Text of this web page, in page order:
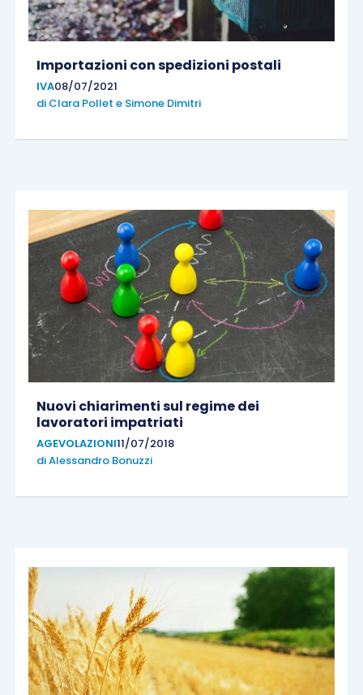
Importazioni con spedizioni postali
IVA08/07/2021
di Clara Pollet e Simone Dimitri
Nuovi chiarimenti sul regime dei
lavoratori impatriati
AGEVOLAZIONI11/07/2018
diAlessandro Bonuzzi